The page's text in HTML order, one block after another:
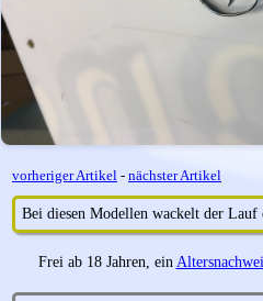
vorheriger Artikel - nächster Artikel
Bei diesen Modellen wackelt der
Frei ab 18 Jahren, ein